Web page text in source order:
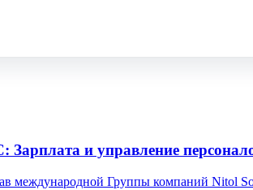
и управление
международной Группы компаний Nitol